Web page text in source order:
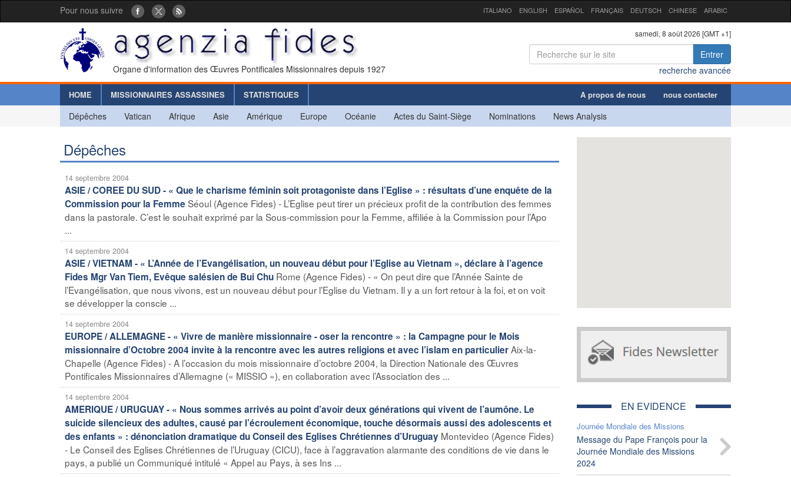
Pour nous suivre ITALIANO ENGLISH ESPAÑOL FRANÇAIS DEUTSCH CHINESE ARABIC
Organe d'information des Œuvres Pontificales Missionnaires depuis 1927
samedi, 8 août 2026 [GMT +1]
Entrer
recherche avancée
HOME MISSIONNAIRES ASSASSINES STATISTIQUES A propos de nous nous contacter
Dépêches Vatican Afrique Asie Amérique Europe Océanie Actes du Saint-Siège Nominations News Analysis
Dépêches
14 septembre 2004
ASIE / COREE DU SUD - « Que le charisme féminin soit protagoniste dans l’Eglise » : résultats d’une enquête de la
Commission pour la Femme Séoul (Agence Fides) - L’Eglise peut tirer un précieux profit de la contribution des femmes
dans la pastorale. C’est le souhait exprimé par la Sous-commission pour la Femme, affiliée à la Commission pour l’Apo
...
14 septembre 2004
ASIE / VIETNAM - « L’Année de l’Evangélisation, un nouveau début pour l’Eglise au Vietnam », déclare à l’agence
Fides Mgr Van Tiem, Evêque salésien de Bui Chu Rome (Agence Fides) - « On peut dire que l’Année Sainte de
l’Evangélisation, que nous vivons, est un nouveau début pour l’Eglise du Vietnam. Il y a un fort retour à la foi, et on voit
se développer la conscie ...
14 septembre 2004
EUROPE / ALLEMAGNE - « Vivre de manière missionnaire - oser la rencontre » : la Campagne pour le Mois
missionnaire d’Octobre 2004 invite à la rencontre avec les autres religions et avec l’islam en particulierAix-la-
Chapelle (Agence Fides) - A l’occasion du mois missionnaire d’octobre 2004, la Direction Nationale des Œuvres
Pontificales Missionnaires d’Allemagne (« MISSIO »), en collaboration avec l’Association des ...
14 septembre 2004
AMERIQUE / URUGUAY - « Nous sommes arrivés au point d’avoir deux générations qui vivent de l’aumône. Le
suicide silencieux des adultes, causé par l’écroulement économique, touche désormais aussi des adolescents et
des enfants » : dénonciation dramatique du Conseil des Eglises Chrétiennes d’Uruguay Montevideo (Agence Fides)
- Le Conseil des Eglises Chrétiennes de l’Uruguay (CICU), face à l’aggravation alarmante des conditions de vie dans le
pays, a publié un Communiqué intitulé « Appel au Pays, à ses Ins ...
EN EVIDENCE
Journée Mondiale des Missions
Message du Pape François pour la
Journée Mondiale des Missions
2024